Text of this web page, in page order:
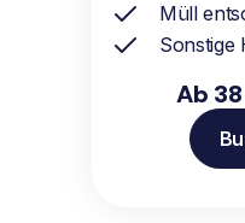
Müll
Sonstige
Ab